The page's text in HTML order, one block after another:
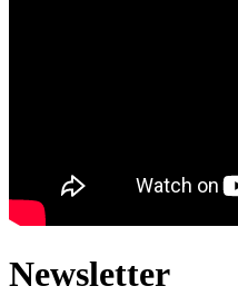
Newsletter